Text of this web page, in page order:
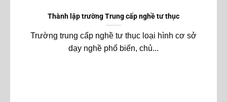
Thành lập trường Trung cấp nghề tư thục
Trường trung cấp nghề tư thục loại hình cơ sở
dạy nghề phổ biến, chủ...